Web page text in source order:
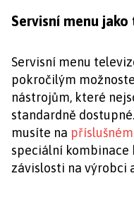
Servisní menu
Servisní menu
pokročilým
nástrojům, které
standardně
musíte na
speciální kombinace
závislosti na výrobci